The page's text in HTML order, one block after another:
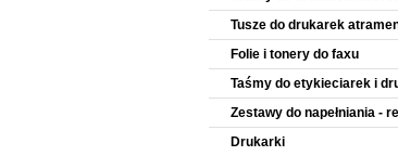
Tusze do drukarek
Folie i tonery do faxu
Taśmy do etykieciarek i
Zestawy do napełniania -
Drukarki